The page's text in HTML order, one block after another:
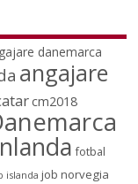
danemarca
angajare
cm2018
fotbal
islanda job norvegia